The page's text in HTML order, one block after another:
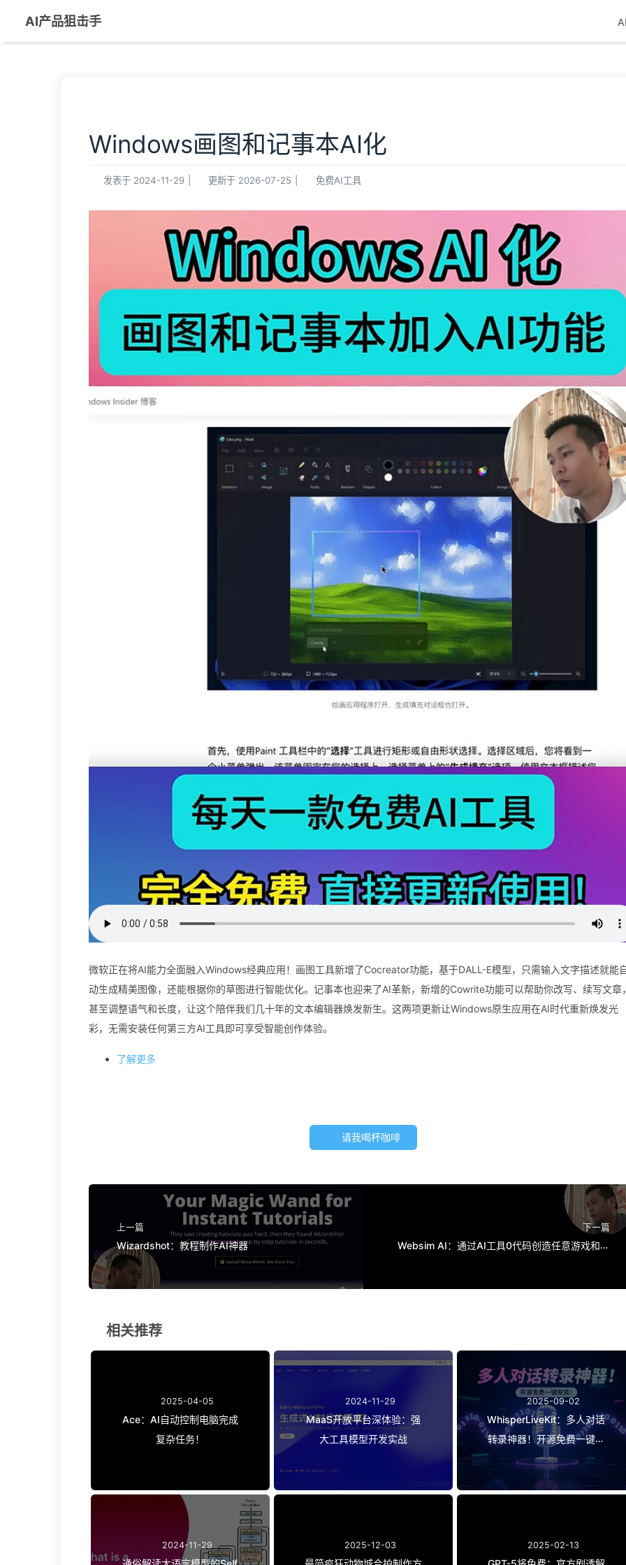
AI产品狙击手
Windows画图和记事本AI化
发表于 2024-11-29 更新于 2026-07-25 免费AI工具
微软正在将AI能力全面融入Windows经典应用！画图工具新增了Cocreator功能，基于DALL-E模型，只需输入文字描述就能
动生成精美图像，还能根据你的草图进行智能优化。记事本也迎来了AI革新，新增的Cowrite功能可以帮助你改写、续写文章
甚至调整语气和长度，让这个陪伴我们几十年的文本编辑器焕发新生。这两项更新让Windows原生应用在AI时代重新焕发光
彩，无需安装任何第三方AI工具即可享受智能创作体验。
了解更多
请我喝杯咖啡
上一篇
Wizardshot：教程制作AI神器
下一篇
Websim AI：通过AI工具0代码创造任意游戏和网
相关推荐
2025-04-05
Ace：AI自动控制电脑完成
复杂任务！
2024-11-29
MaaS开放平台深体验：强
大工具模型开发实战
2025-09-02
WhisperLiveKit：多人对话
转录神器！开源免费一键安
装！
2024-11-29 2025-12-03 2025-02-13